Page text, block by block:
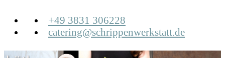
+49 3831 306228
catering@schrippenwerkstatt.de